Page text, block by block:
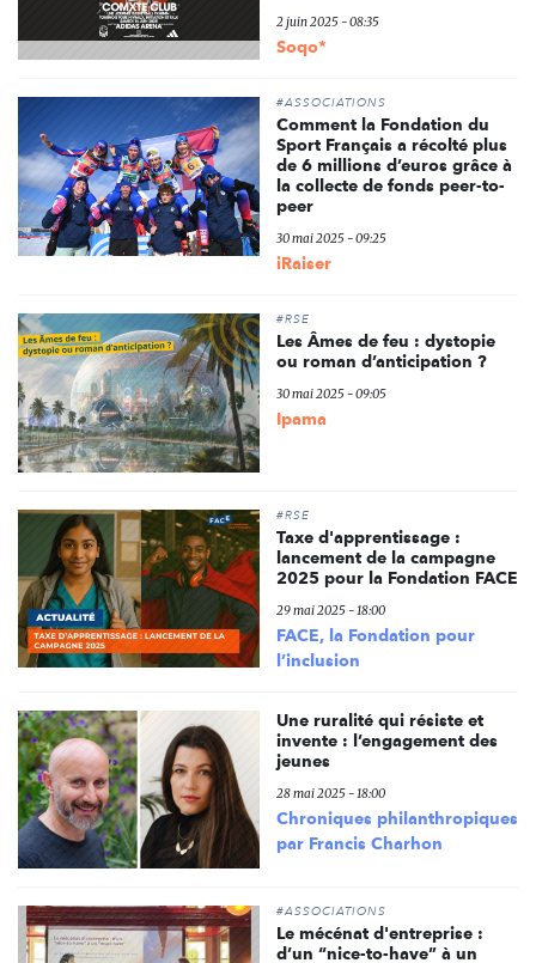
2 juin 2025 - 08:35
Soqo*
#ASSOCIATIONS
Comment la Fondation du
Sport Français a récolté plus
de 6 millions d’euros grâce à
la collecte de fonds peer-to-
peer
30 mai 2025 - 09:25
iRaiser
#RSE
Les Âmes de feu : dystopie
ou roman d’anticipation ?
30 mai 2025 - 09:05
Ipama
#RSE
Taxe d'apprentissage :
lancement de la campagne
2025 pour la Fondation FACE
29 mai 2025 - 18:00
FACE, la Fondation pour
l’inclusion
Une ruralité qui résiste et
invente : l’engagement des
jeunes
28 mai 2025 - 18:00
Chroniques philanthropiques
par Francis Charhon
#ASSOCIATIONS
Le mécénat d'entreprise :
d’un “nice-to-have” à un